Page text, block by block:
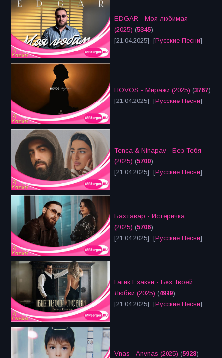
EDGAR - Моя любимая
(2025) (5345)
[21.04.2025] [Русские Песни]
HOVOS - Миражи (2025) (3767)
[21.04.2025] [Русские Песни]
Tenca & Ninapav - Без Тебя
(2025) (5700)
[21.04.2025] [Русские Песни]
Бахтавар - Истеричка
(2025) (5706)
[21.04.2025] [Русские Песни]
Гагик Езакян - Без Твоей
Любви (2025) (4999)
[21.04.2025] [Русские Песни]
Vnas - Anvnas (2025) (5928)